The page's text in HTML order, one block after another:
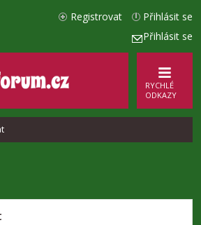
Přihlásit se
Přihlásit se
Registrovat
RYCHLÉ
ODKAZY